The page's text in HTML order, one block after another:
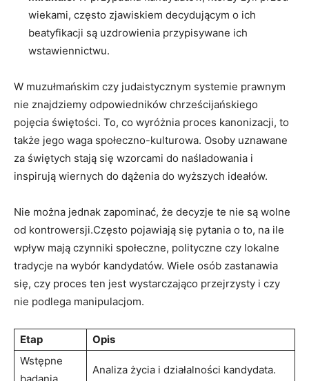
wiekami,‌ często zjawiskiem ⁤decydującym ‍o ​ich‌
beatyfikacji są uzdrowienia przypisywane ich
wstawiennictwu.
W muzułmańskim czy judaistycznym systemie prawnym
nie znajdziemy odpowiedników chrześcijańskiego
pojęcia świętości. To, ⁢co ‍wyróżnia proces kanonizacji, to
także jego waga społeczno-kulturowa. Osoby ⁤uznawane
za świętych stają się wzorcami do naśladowania⁤ i
inspirują wiernych do dążenia‍ do wyższych ideałów.
Nie można ​jednak zapominać, ⁣że​ decyzje te nie są wolne
‍od kontrowersji.Często⁣ pojawiają się pytania o to, na ‌ile
wpływ mają czynniki społeczne,⁢ polityczne ​czy lokalne
tradycje na wybór kandydatów. Wiele osób zastanawia
się,​ czy proces ten ⁣jest ​wystarczająco przejrzysty i czy‍
nie ⁢podlega manipulacjom.
Etap
Opis
Wstępne
Analiza życia i działalności kandydata.